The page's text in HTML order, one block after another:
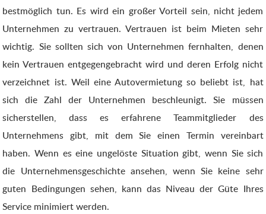
bestmöglich tun. Es wird ein großer Vorteil sein, nicht jedem
Unternehmen zu vertrauen. Vertrauen ist beim Mieten sehr
wichtig. Sie sollten sich von Unternehmen fernhalten, denen
kein Vertrauen entgegengebracht wird und deren Erfolg nicht
verzeichnet ist. Weil eine Autovermietung so beliebt ist, hat
sich die Zahl der Unternehmen beschleunigt. Sie müssen
sicherstellen, dass es erfahrene Teammitglieder des
Unternehmens gibt, mit dem Sie einen Termin vereinbart
haben. Wenn es eine ungelöste Situation gibt, wenn Sie sich
die Unternehmensgeschichte ansehen, wenn Sie keine sehr
guten Bedingungen sehen, kann das Niveau der Güte Ihres
Service minimiert werden.